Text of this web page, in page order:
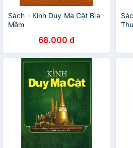
Sách - Kinh Duy Ma Cật Bìa
Mềm
68.000 đ